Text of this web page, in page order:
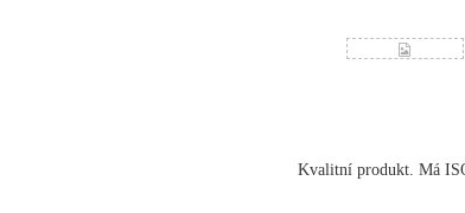
Kvalitní produkt. Má